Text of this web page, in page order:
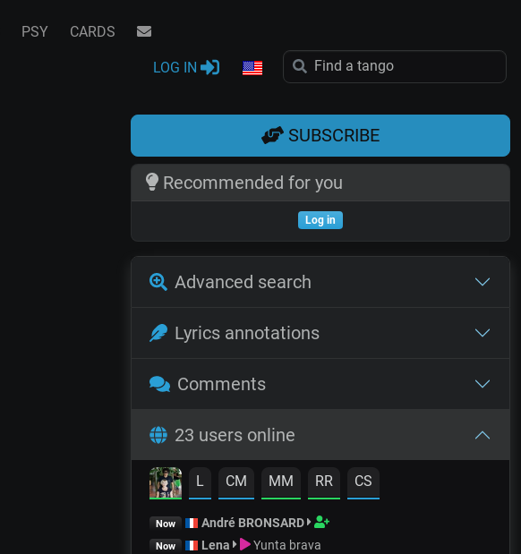
PSY CARDS
LOG IN
SUBSCRIBE
Recommended for you
Log in
Advanced search
Lyrics annotations
Comments
23 users online
L CM MM RR CS
Now André BRONSARD
Now Lena Yunta brava